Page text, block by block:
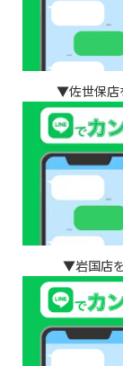
▼佐世保店
▼岩国店